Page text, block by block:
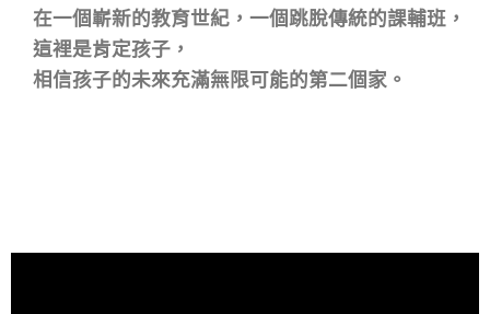
在一個嶄新的教育世紀，一個跳脫傳統的課輔班，
這裡是肯定孩子，
相信孩子的未來充滿無限可能的第二個家。